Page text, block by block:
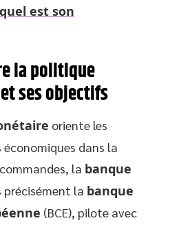
est son
la politique
ses objectifs
oriente les
dans la
commandes, la banque
précisément la banque
(BCE), pilote avec